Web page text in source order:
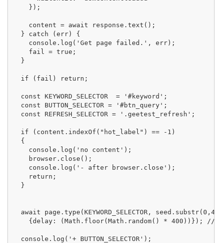
    });
    content = await response.text();
  } catch (err) {
    console.log('Get page failed.', err);
    fail = true;
  }
  if (fail) return;
  const KEYWORD_SELECTOR  = '#keyword';
  const BUTTON_SELECTOR = '#btn_query';
  const REFRESH_SELECTOR = '.geetest_refresh';
  if (content.indexOf("hot_label") == -1)
  {
    console.log('no content');
    browser.close();
    console.log('- after browser.close');
    return;
  }
await page.type(KEYWORD_SELECTOR,
{delay: (Math.floor(Math.random() * 400))}); //
  console.log('+ BUTTON_SELECTOR');